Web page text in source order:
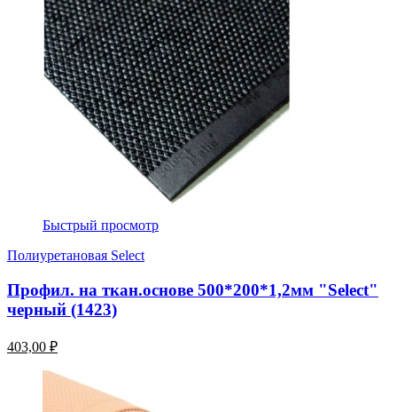
Быстрый просмотр
Полиуретановая Select
Профил. на ткан.основе 500*200*1,2мм "Select"
черный (1423)
403,00 ₽